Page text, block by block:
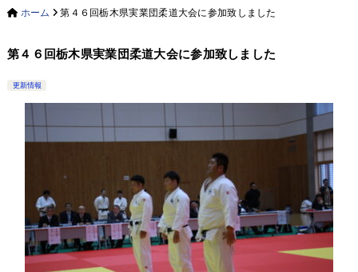
ホーム 第４６回栃木県実業団柔道大会に参加致しました
第４６回栃木県実業団柔道大会に参加致しました
更新情報